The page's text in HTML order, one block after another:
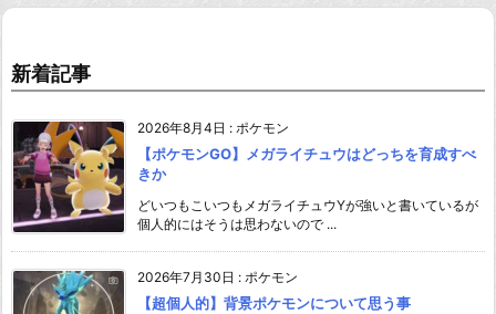
新着記事
2026年8月4日 : ポケモン
【ポケモンGO】メガライチュウはどっちを育成すべ
きか
どいつもこいつもメガライチュウYが強いと書いているが
個人的にはそうは思わないので ...
2026年7月30日 : ポケモン
【超個人的】背景ポケモンについて思う事